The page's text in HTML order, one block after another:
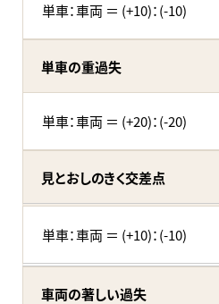
単車：車両 ＝ (+10)：(-10)
単車の重過失
単車：車両 ＝ (+20)：(-20)
見とおしのきく交差点
単車：車両 ＝ (+10)：(-10)
車両の著しい過失